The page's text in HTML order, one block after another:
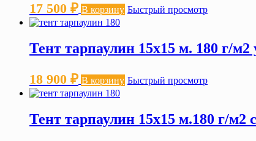
17 500 ₽ В корзину Быстрый просмотр
Тент тарпаулин 15х15 м. 180 г/
18 900 ₽ В корзину Быстрый просмотр
Тент тарпаулин 15х15 м.180 г/м2